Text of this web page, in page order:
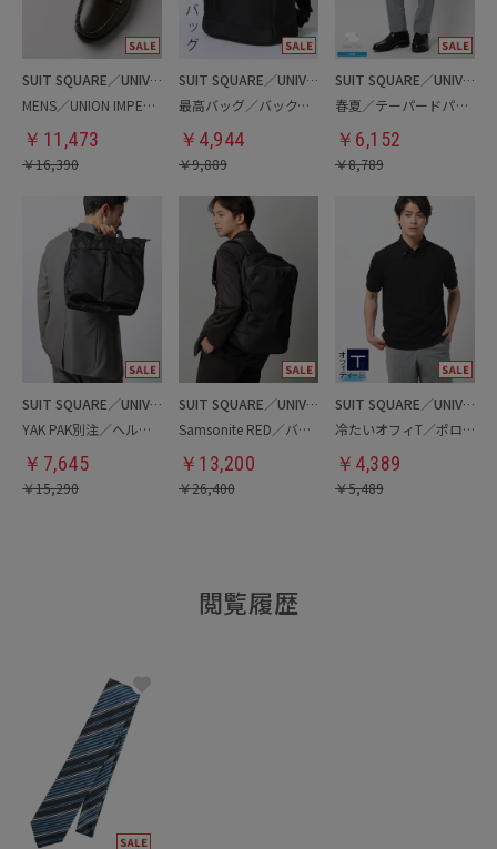
SUIT SQUARE／UNIVERSAL LANGUAGE
MENS／UNION IMPERIAL監修／コインローファー
￥ 11,473
￥16,390
SUIT SQUARE／UNIVERSAL LANGUAGE
最高バッグ／バックパック
￥ 4,944
￥9,889
SUIT SQUARE／UNIVERSAL LANGUAGE
春夏／テーパードパンツ
￥ 6,152
￥8,789
SUIT SQUARE／UNIVERSAL LANGUAGE
YAK PAK別注／ヘルメットバッグ
￥ 7,645
￥15,290
SUIT SQUARE／UNIVERSAL LANGUAGE
Samsonite RED／バックパック
￥ 13,200
￥26,400
SUIT SQUARE／UNIVERSAL LANGUAGE
冷たいオフィT／ポロシャツ
￥ 4,389
￥5,489
閲覧履歴